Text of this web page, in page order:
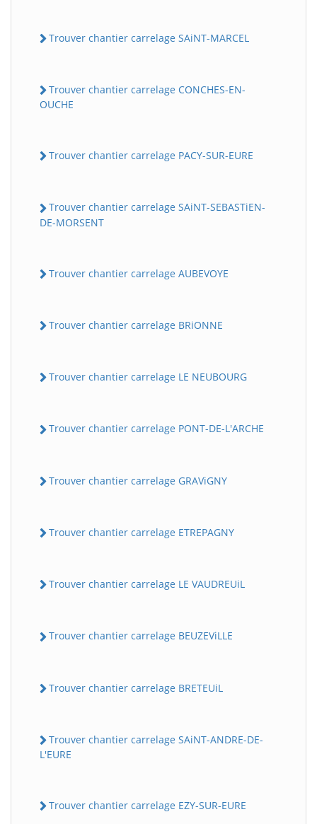
Trouver chantier carrelage SAiNT-MARCEL
Trouver chantier carrelage CONCHES-EN-
OUCHE
Trouver chantier carrelage PACY-SUR-EURE
Trouver chantier carrelage SAiNT-SEBASTiEN-
DE-MORSENT
Trouver chantier carrelage AUBEVOYE
Trouver chantier carrelage BRiONNE
Trouver chantier carrelage LE NEUBOURG
Trouver chantier carrelage PONT-DE-L'ARCHE
Trouver chantier carrelage GRAViGNY
Trouver chantier carrelage ETREPAGNY
Trouver chantier carrelage LE VAUDREUiL
Trouver chantier carrelage BEUZEViLLE
Trouver chantier carrelage BRETEUiL
Trouver chantier carrelage SAiNT-ANDRE-DE-
L'EURE
Trouver chantier carrelage EZY-SUR-EURE